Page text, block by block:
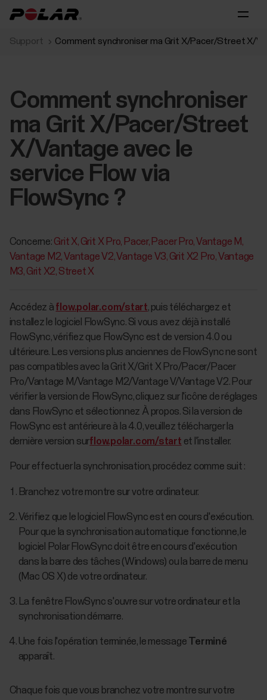
Support Comment synchroniser ma Grit X/Pacer/Street X/
Comment synchroniser
ma Grit X/Pacer/Street
X/Vantage avec le
service Flow via
FlowSync ?
Concerne: Grit X Grit X Pro Pacer Pacer Pro Vantage M
Vantage M2 Vantage V2 Vantage V3 Grit X2 Pro Vantage
M3 Grit X2 Street X
Accédez à flow.polar.com/start, puis téléchargez et
installez le logiciel FlowSync. Si vous avez déjà installé
FlowSync, vérifiez que FlowSync est de version 4.0 ou
ultérieure. Les versions plus anciennes de FlowSync ne sont
pas compatibles avec la Grit X/Grit X Pro/Pacer/Pacer
Pro/Vantage M/Vantage M2/Vantage V/Vantage V2. Pour
vérifier la version de FlowSync, cliquez sur l'icône de réglages
dans FlowSync et sélectionnez À propos. Si la version de
FlowSync est antérieure à la 4.0, veuillez télécharger la
dernière version surflow.polar.com/start et l'installer.
Pour effectuer la synchronisation, procédez comme suit :
Branchez votre montre sur votre ordinateur.
Vérifiez que le logiciel FlowSync est en cours d'exécution.
Pour que la synchronisation automatique fonctionne, le
logiciel Polar FlowSync doit être en cours d'exécution
dans la barre des tâches (Windows) ou la barre de menu
(Mac OS X) de votre ordinateur.
La fenêtre FlowSync s'ouvre sur votre ordinateur et la
synchronisation démarre.
Une fois l'opération terminée, le message
Terminé
apparaît.
Chaque fois que vous branchez votre montre sur votre